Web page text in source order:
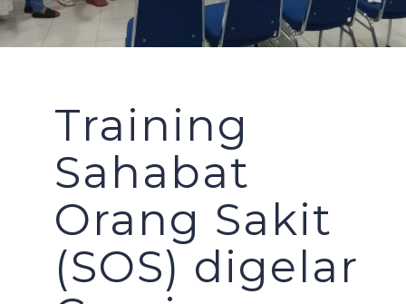
PILAR MEDIA
CERITA SOS
Training
Sahabat
Orang Sakit
(SOS) digelar